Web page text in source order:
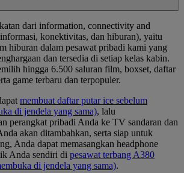
dari information, connectivity and
konektivitas, dan hiburan), yaitu
hiburan dalam pesawat pribadi kami yang
dan tersedia di setiap kelas kabin.
hingga 6.500 saluran film, boxset, daftar
game terbaru dan terpopuler.
membuat daftar putar ice sebelum
di jendela yang sama), lalu
perangkat pribadi Anda ke TV sandaran dan
akan ditambahkan, serta siap untuk
Anda dapat memasangkan headphone
Anda sendiri di pesawat terbang A380
di jendela yang sama).